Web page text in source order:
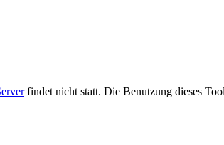
findet nicht statt. Die Benutzung dieses